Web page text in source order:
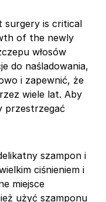
is critical
of the newly
włosów
do naśladowania,
i zapewnić, że
wiele lat. Aby
przestrzegać
szampon i
ciśnieniem i
miejsce
użyć szamponu